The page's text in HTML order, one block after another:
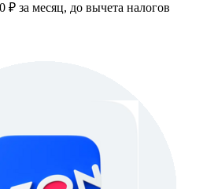
₽ за месяц, до вычета налогов